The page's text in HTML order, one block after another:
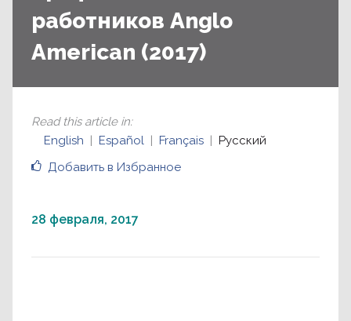
работников Anglo
American (2017)
Добавить в Избранное
Read this article in:
English
Español Français Русский
28 февраля, 2017